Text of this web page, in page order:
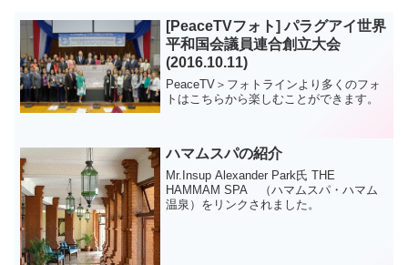
[PeaceTVフォト] パラグアイ世界
平和国会議員連合創立大会
(2016.10.11)
PeaceTV＞フォトラインより多くのフォ
トはこちらから楽しむことができます。
ハマムスパの紹介
Mr.Insup Alexander Park氏 THE
HAMMAM SPA （ハマムスパ・ハマム
温泉）をリンクされました。